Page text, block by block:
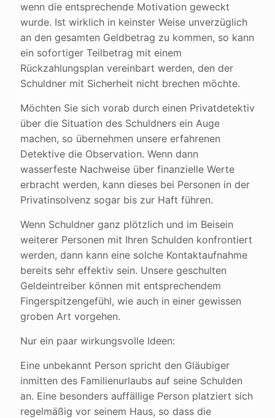
wenn die entsprechende Motivation geweckt
wurde. Ist wirklich in keinster Weise unverzüglich
an den gesamten Geldbetrag zu kommen, so kann
ein sofortiger Teilbetrag mit einem
Rückzahlungsplan vereinbart werden, den der
Schuldner mit Sicherheit nicht brechen möchte.
Möchten Sie sich vorab durch einen Privatdetektiv
über die Situation des Schuldners ein Auge
machen, so übernehmen unsere erfahrenen
Detektive die Observation. Wenn dann
wasserfeste Nachweise über finanzielle Werte
erbracht werden, kann dieses bei Personen in der
Privatinsolvenz sogar bis zur Haft führen.
Wenn Schuldner ganz plötzlich und im Beisein
weiterer Personen mit Ihren Schulden konfrontiert
werden, dann kann eine solche Kontaktaufnahme
bereits sehr effektiv sein. Unsere geschulten
Geldeintreiber können mit entsprechendem
Fingerspitzengefühl, wie auch in einer gewissen
groben Art vorgehen.
Nur ein paar wirkungsvolle Ideen:
Eine unbekannt Person spricht den Gläubiger
inmitten des Familienurlaubs auf seine Schulden
an. Eine besonders auffällige Person platziert sich
regelmäßig vor seinem Haus, so dass die